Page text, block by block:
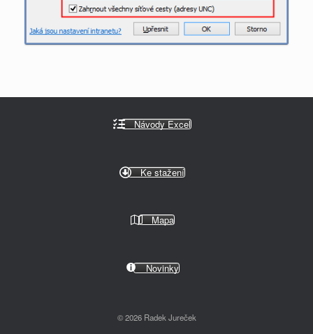
Návody Excel
Ke stažení
Mapa
Novinky
© 2026 Radek Jureček